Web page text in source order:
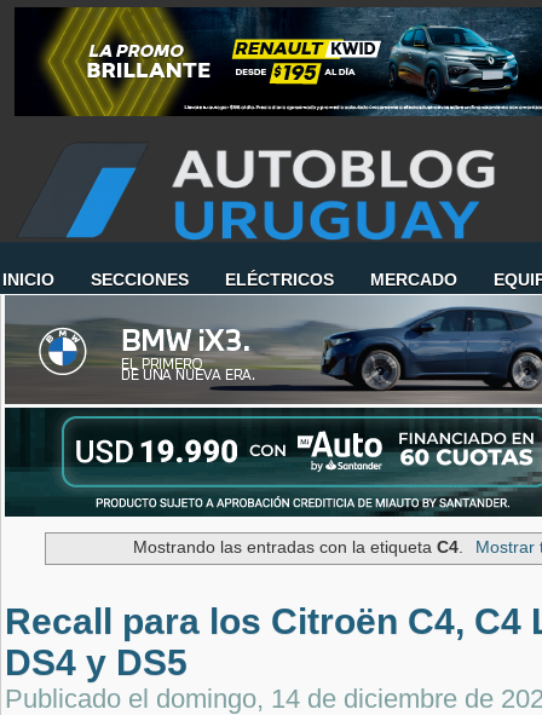
INICIO SECCIONES ELÉCTRICOS MERCADO
Mostrando las entradas con la etiquetaC4. Mostrar
Recall para los Citroën C4, C4
DS4 y DS5
Publicado el domingo, 14 de diciembre de